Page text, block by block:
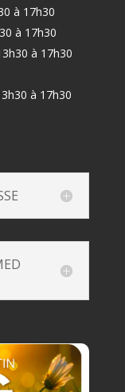
à 17h30
à 17h30
à 17h30
à 17h30